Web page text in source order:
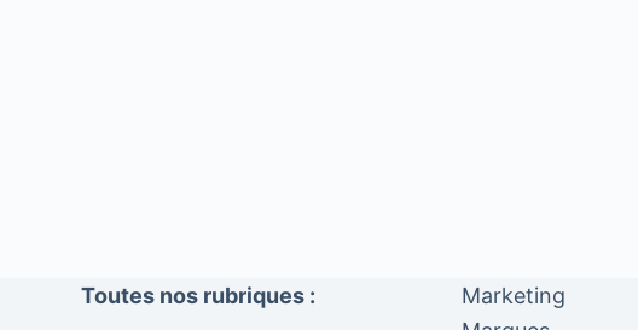
Toutes nos rubriques :
Marketing